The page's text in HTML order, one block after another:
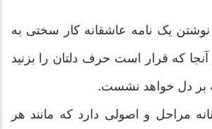
نوشتن یک نامه عاشقانه کار سختی به
که قرار است حرف دلتان را بزنید
بر دل خواهد نشست.
مراحل و اصولی دارد که مانند هر